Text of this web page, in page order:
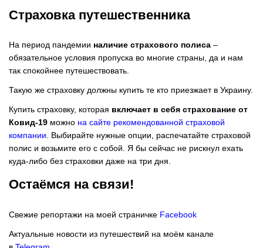
Страховка путешественника
На период пандемии наличие страхового полиса –
обязательное условия пропуска во многие страны, да и нам
так спокойнее путешествовать.
Такую же страховку должны купить те кто приезжает в Украину.
Купить страховку, которая включает в себя страхование от
Ковид-19 можно на сайте рекомендованной страховой
компании . Выбирайте нужные опции, распечатайте страховой
полис и возьмите его с собой. Я бы сейчас не рискнул ехать
куда-либо без страховки даже на три дня.
Остаёмся на связи!
Свежие репортажи на моей страничке Facebook
Актуальные новости из путешествий на моём канале